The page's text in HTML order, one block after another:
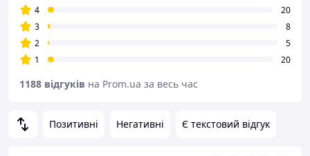
Позитивні Негативні Є текстовий відгук
4
20
3
8
2
5
1
20
1188 відгуків на Prom.ua за весь час